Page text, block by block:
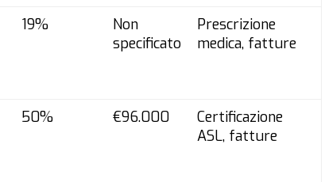
19%
Non
specificato
Prescrizione
medica, fatture
50% €96.000
Certificazione
ASL, fatture